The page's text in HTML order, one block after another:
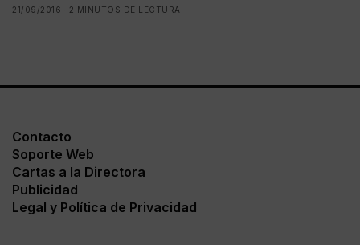
21/09/2016
2 MINUTOS DE LECTURA
Contacto
Soporte Web
Cartas a la Directora
Publicidad
Legal y Política de Privacidad